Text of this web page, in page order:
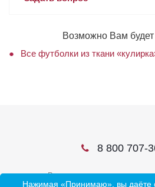
Возможно Вам будет
Все футболки из ткани
8 800 707-
В соцсетях ищите нас по
Нажимая «Принимаю», вы даёте